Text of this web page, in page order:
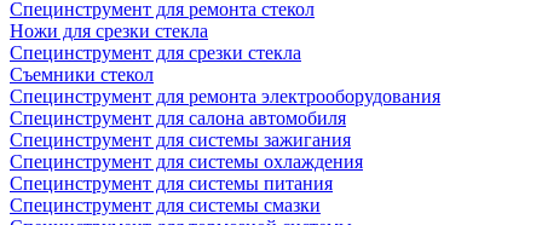
Специнструмент для ремонта стекол
Ножи для срезки стекла
Специнструмент для срезки стекла
Съемники стекол
Специнструмент для ремонта электрооборудования
Специнструмент для салона автомобиля
Специнструмент для системы зажигания
Специнструмент для системы охлаждения
Специнструмент для системы питания
Специнструмент для системы смазки